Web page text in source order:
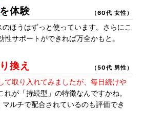
を体験 （60代 女性）
ほうはずっと使っています。さらにこ
サポートができれば万全かもと。
換え （50代 男性）
て取り入れてみましたが、毎日続けや
れが「持続型」の特徴なんですかね。
ルチで配合されているのも評価でき